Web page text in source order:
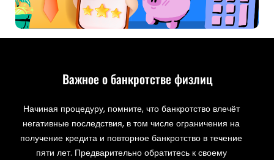
Важное о банкротстве физлиц
Начиная процедуру, помните, что банкротство влечёт
негативные последствия, в том числе ограничения на
получение кредита и повторное банкротство в течение
пяти лет. Предварительно обратитесь к своему